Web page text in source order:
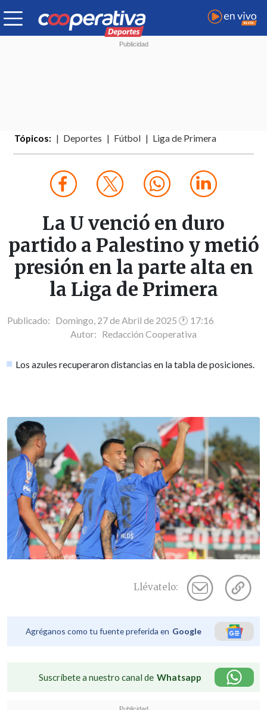
Tópicos: Deportes Fútbol Liga de Primera
La U venció en duro
partido a Palestino y metió
presión en la parte alta en
la Liga de Primera
Publicado: Domingo, 27 de Abril de 2025 🕐 17:16
Autor: Redacción Cooperativa
Los azules recuperaron distancias en la tabla de posiciones.
Llévatelo:
Agréganos como tu fuente preferida en Google
Suscríbete a nuestro canal de Whatsapp